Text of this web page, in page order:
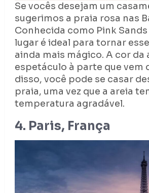
Se vocês desejam um
sugerimos a praia rosa nas
Conhecida como Pink Sands
lugar é ideal para tornar
ainda mais mágico. A cor da
espetáculo à parte que vem
disso, você pode se casar
praia, uma vez que a areia
temperatura agradável.
4. Paris, França